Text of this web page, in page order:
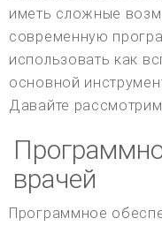
иметь сложные
современную
использовать как
основной
Давайте
врачей
Программное